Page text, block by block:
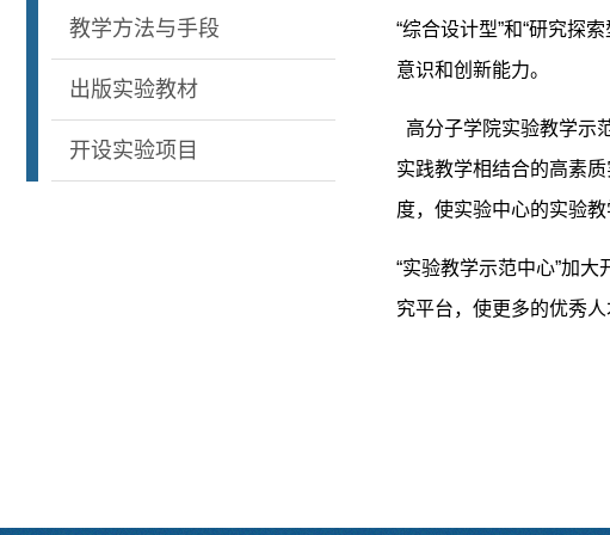
教学方法与手段
出版实验教材
开设实验项目
“综合设计型”和“研究探
意识和创新能力。
高分子学院实验教学示
实践教学相结合的高素
度，使实验中心的实验
“实验教学示范中心”加
究平台，使更多的优秀